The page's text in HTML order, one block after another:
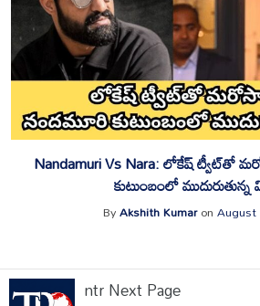
Nandamuri Vs Nara: లోకేష్ ట్వీట్‌తో
కుటుంబంలో
ByAkshith KumaronAugust
ntr Next Page